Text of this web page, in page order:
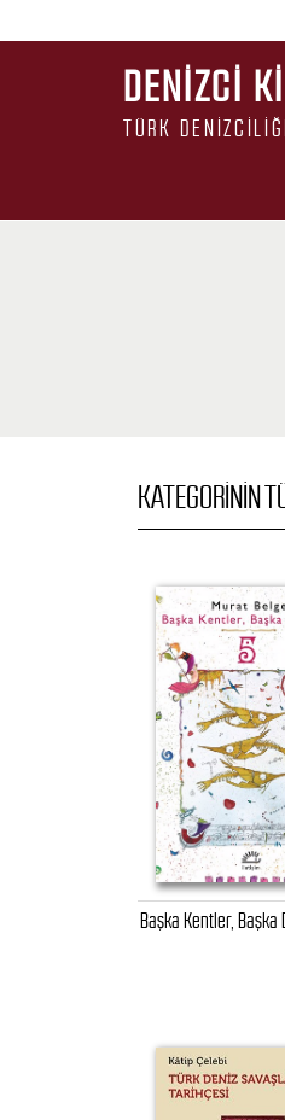
DENIZCI
TÜRK
KATEGORININ
Başka Kentler,